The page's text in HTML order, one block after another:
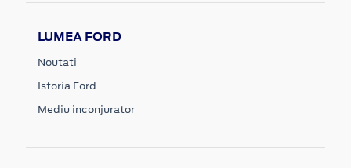
LUMEA FORD
Noutati
Istoria Ford
Mediu inconjurator